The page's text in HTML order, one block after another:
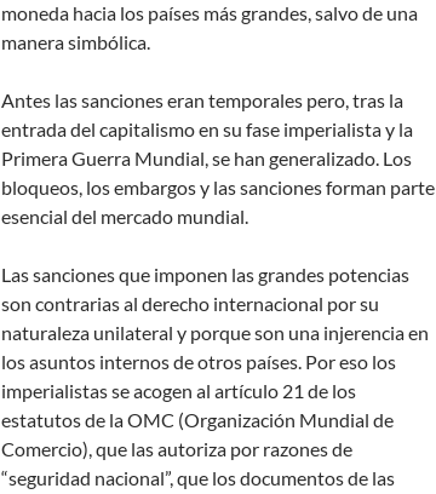
moneda hacia los países más grandes, salvo de una
manera simbólica.
Antes las sanciones eran temporales pero, tras la
entrada del capitalismo en su fase imperialista y la
Primera Guerra Mundial, se han generalizado. Los
bloqueos, los embargos y las sanciones forman parte
esencial del mercado mundial.
Las sanciones que imponen las grandes potencias
son contrarias al derecho internacional por su
naturaleza unilateral y porque son una injerencia en
los asuntos internos de otros países. Por eso los
imperialistas se acogen al artículo 21 de los
estatutos de la OMC (Organización Mundial de
Comercio), que las autoriza por razones de
“seguridad nacional”, que los documentos de las